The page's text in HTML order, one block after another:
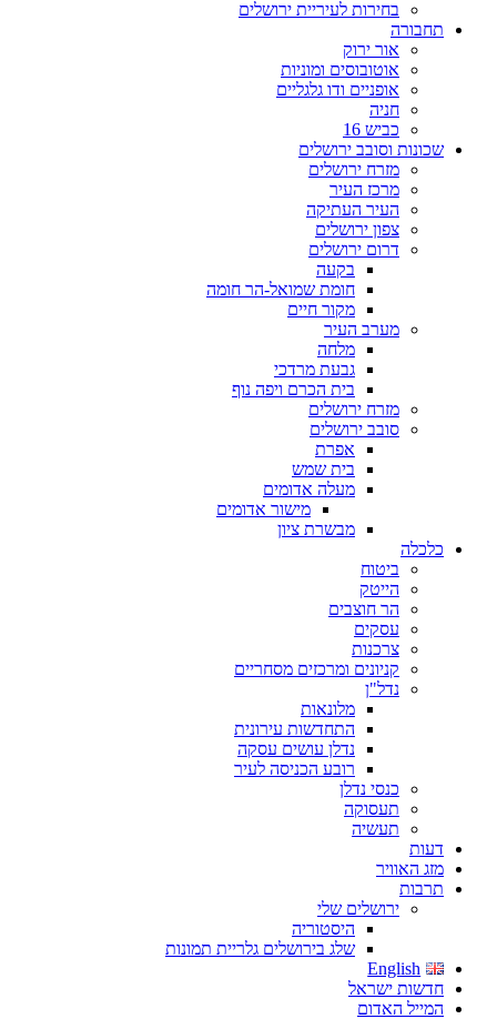
בחירות לעיריית ירושלים
תחבורה
אור ירוק
אוטובוסים ומוניות
אופניים ודו גלגליים
חניה
כביש 16
שכונות וסובב ירושלים
מזרח ירושלים
מרכז העיר
העיר העתיקה
צפון ירושלים
דרום ירושלים
בקעה
חומת שמואל-הר חומה
מקור חיים
מערב העיר
מלחה
גבעת מרדכי
בית הכרם ויפה נוף
מזרח ירושלים
סובב ירושלים
אפרת
בית שמש
מעלה אדומים
מישור אדומים
מבשרת ציון
כלכלה
ביטוח
הייטק
הר חוצבים
עסקים
צרכנות
קניונים ומרכזים מסחריים
נדל"ן
מלונאות
התחדשות עירונית
נדלן עושים עסקה
רובע הכניסה לעיר
כנסי נדלן
תעסוקה
תעשיה
דעות
מזג האוויר
תרבות
ירושלים שלי
היסטוריה
שלג בירושלים גלריית תמונות
English
חדשות ישראל
המייל האדום